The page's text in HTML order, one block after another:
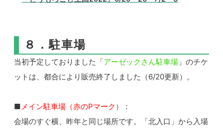
８．駐車場
当初予定しておりました「アーゼックさん駐車場 」のチケ
ットは、都合により販売終了しました（6/20更新）。
■メイン駐車場（赤のPマーク）
：
会場のすぐ横、昨年と同じ場所です。「北入口」から入場